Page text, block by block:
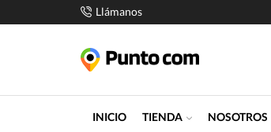
Llámanos
INICIO TIENDA NOSOTROS